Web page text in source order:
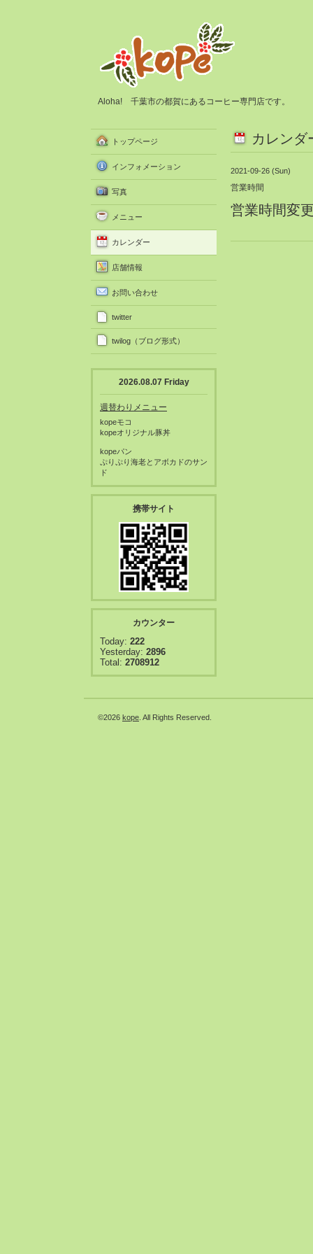
Aloha! 千葉市の都賀にあるコーヒー専門店です。
カレンダ
2021-09-26 (Sun)
営業時間
営業時間変
トップページ
インフォメーション
写真
メニュー
カレンダー
店舗情報
お問い合わせ
twitter
twilog（ブログ形式）
2026.08.07 Friday
週替わりメニュー
kopeモコ
kopeオリジナル豚丼
kopeパン
ぷりぷり海老とアボカドのサン
ド
携帯サイト
カウンター
Today: 222
Yesterday: 2896
Total: 2708912
©2026 kope . All Rights Reserved.